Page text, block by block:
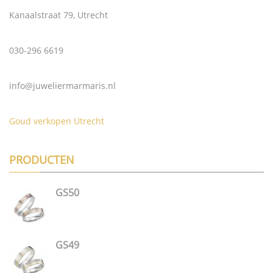
Kanaalstraat 79, Utrecht
030-296 6619
info@juweliermarmaris.nl
Goud verkopen Utrecht
PRODUCTEN
GS50
GS49